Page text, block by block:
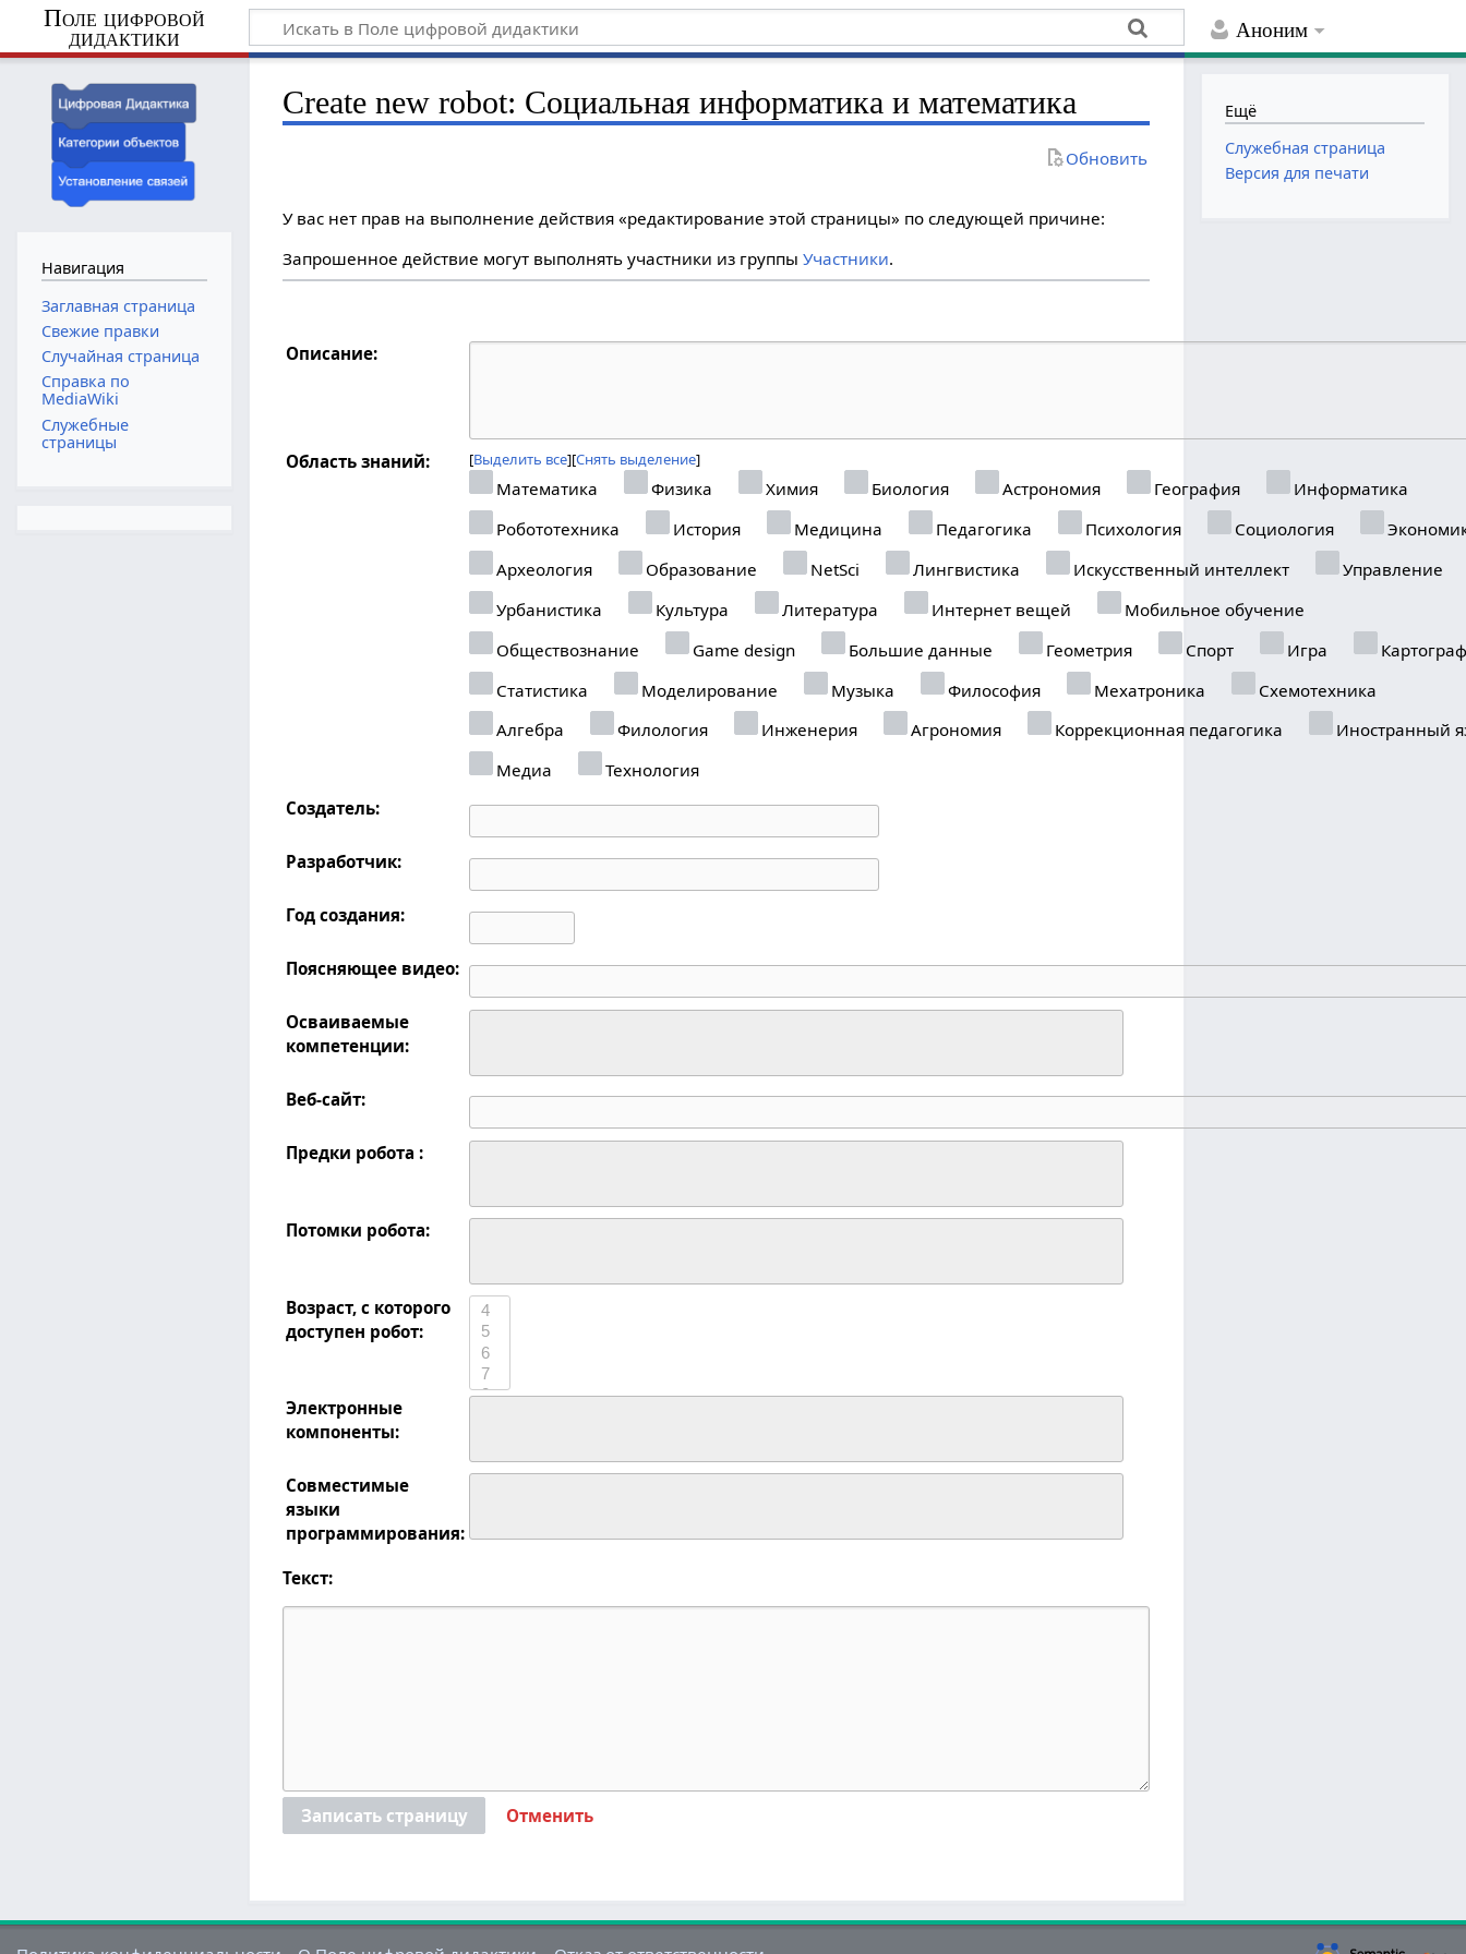
Аноним
Поле цифровой
дидактики
Create new robot: Социальная информатика и математика
Обновить
У вас нет прав на выполнение действия «редактирование этой страницы» по следующей причине:
Запрошенное действие могут выполнять участники из группыУчастники.
Описание:
Область знаний: Выделить все Снять выделение
Математика Физика Химия Биология Астрономия География
Информатика
Робототехника
История Медицина Педагогика Психология Социология
Археология
Образование NetSci Лингвистика Искусственный интеллект
Управление
Урбанистика
Культура Литература Интернет вещей
Мобильное обучение
Обществознание
Game design Большие данные Геометрия Спорт Игра
Статистика
Моделирование Музыка Философия Мехатроника
Схемотехника
Алгебра
Филология Инженерия Агрономия Коррекционная педагогика
Иностранный
Медиа
Технология
Создатель:
Разработчик:
Год создания:
Поясняющее видео:
Осваиваемые
компетенции:
Веб-сайт:
Предки робота :
Потомки робота:
Возраст, с которого
доступен робот:
Электронные
компоненты:
Совместимые
языки
программирования:
Текст:
Записать страницу Отменить
Навигация
Заглавная страница
Свежие правки
Случайная страница
Справка по
MediaWiki
Служебные
страницы
Ещё
Служебная страница
Версия для печати